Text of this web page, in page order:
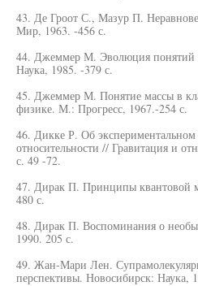
43. Де Гроот С., Мазур П.
Мир, 1963. -456 с.
44. Джеммер М. Эволюция понятий
Наука, 1985. -379 с.
45. Джеммер М. Понятие массы в
физике. М.: Прогресс, 1967.-254 с.
46. Дикке Р. Об экспериментальном
относительности // Гравитация и
с. 49 -72.
47. Дирак П. Принципы квантовой
480 с.
48. Дирак П. Воспоминания о
1990. 205 с.
49. Жан-Мари Лен.
перспективы. Новосибирск: Наука,